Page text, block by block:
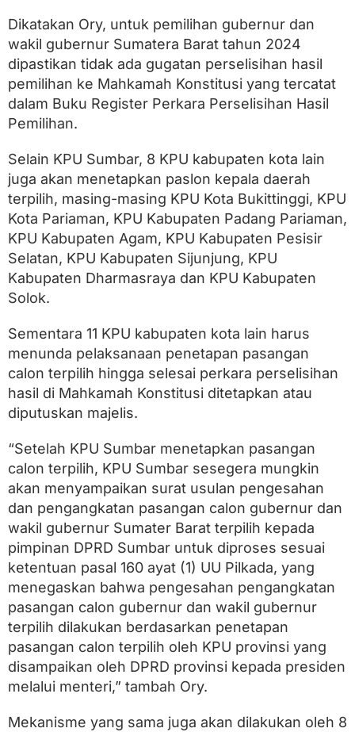
0
2
4
Dikatakan Ory, untuk pemilihan gubernur dan
wakil gubernur Sumatera Barat tahun 2024
dipastikan tidak ada gugatan perselisihan hasil
pemilihan ke Mahkamah Konstitusi yang tercatat
dalam Buku Register Perkara Perselisihan Hasil
Pemilihan.
Selain KPU Sumbar, 8 KPU kabupaten kota lain
juga akan menetapkan paslon kepala daerah
terpilih, masing-masing KPU Kota Bukittinggi, KPU
Kota Pariaman, KPU Kabupaten Padang Pariaman,
KPU Kabupaten Agam, KPU Kabupaten Pesisir
Selatan, KPU Kabupaten Sijunjung, KPU
Kabupaten Dharmasraya dan KPU Kabupaten
Solok.
Sementara 11 KPU kabupaten kota lain harus
menunda pelaksanaan penetapan pasangan
calon terpilih hingga selesai perkara perselisihan
hasil di Mahkamah Konstitusi ditetapkan atau
diputuskan majelis.
“Setelah KPU Sumbar menetapkan pasangan
calon terpilih, KPU Sumbar sesegera mungkin
akan menyampaikan surat usulan pengesahan
dan pengangkatan pasangan calon gubernur dan
wakil gubernur Sumater Barat terpilih kepada
pimpinan DPRD Sumbar untuk diproses sesuai
ketentuan pasal 160 ayat (1) UU Pilkada, yang
menegaskan bahwa pengesahan pengangkatan
pasangan calon gubernur dan wakil gubernur
terpilih dilakukan berdasarkan penetapan
pasangan calon terpilih oleh KPU provinsi yang
disampaikan oleh DPRD provinsi kepada presiden
melalui menteri,” tambah Ory.
Mekanisme yang sama juga akan dilakukan oleh 8